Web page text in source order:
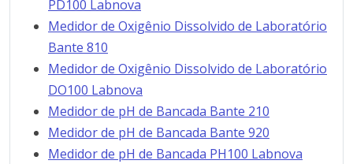
PD100 Labnova
Medidor de Oxigênio Dissolvido de Laboratório
Bante 810
Medidor de Oxigênio Dissolvido de Laboratório
DO100 Labnova
Medidor de pH de Bancada Bante 210
Medidor de pH de Bancada Bante 920
Medidor de pH de Bancada PH100 Labnova